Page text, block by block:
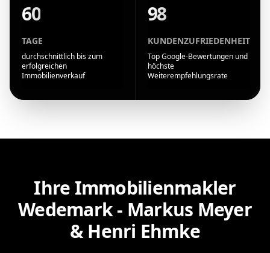
60
TAGE
durchschnittlich bis zum
erfolgreichen
Immobilienverkauf
98
KUNDENZUFRIEDENHEIT
Top Google-Bewertungen und
höchste
Weiterempfehlungsrate
Ihre Immobilienmakler
Wedemark - Markus Meyer
& Henri Ehmke